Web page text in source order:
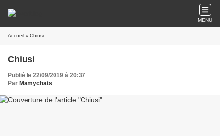
MENU
Accueil » Chiusi
Chiusi
Publié le 22/09/2019 à 20:37
Par Mamychats